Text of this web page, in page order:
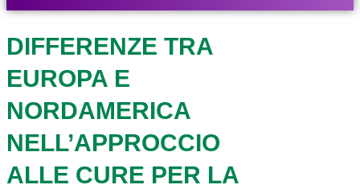
DIFFERENZE TRA
EUROPA E
NORDAMERICA
NELL’APPROCCIO
ALLE CURE PER LA